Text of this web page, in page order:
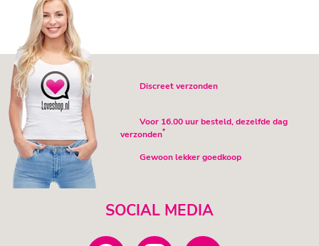
Discreet verzonden
Voor 16.00 uur besteld, dezelfde dag
verzonden*
Gewoon lekker goedkoop
SOCIAL MEDIA